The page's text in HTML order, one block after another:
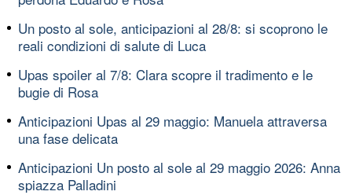
Un posto al sole, anticipazioni al 28/8: si scoprono le
reali condizioni di salute di Luca
Upas spoiler al 7/8: Clara scopre il tradimento e le
bugie di Rosa
Anticipazioni Upas al 29 maggio: Manuela attraversa
una fase delicata
Anticipazioni Un posto al sole al 29 maggio 2026: Anna
spiazza Palladini